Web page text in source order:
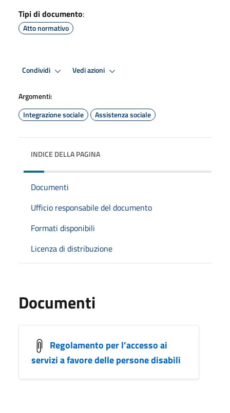
Tipi di documento:
Atto normativo
Condividi Vedi azioni
Argomenti:
Integrazione sociale
Assistenza sociale
INDICE DELLA PAGINA
Documenti
Ufficio responsabile del documento
Formati disponibili
Licenza di distribuzione
Documenti
Regolamento per l’accesso ai
servizi a favore delle persone disabili